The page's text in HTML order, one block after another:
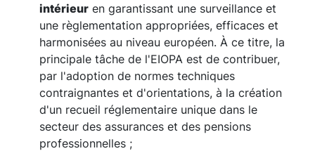
intérieur en garantissant une surveillance et
une règlementation appropriées, efficaces et
harmonisées au niveau européen. À ce titre, la
principale tâche de l'EIOPA est de contribuer,
par l'adoption de normes techniques
contraignantes et d'orientations, à la création
d'un recueil réglementaire unique dans le
secteur des assurances et des pensions
professionnelles ;